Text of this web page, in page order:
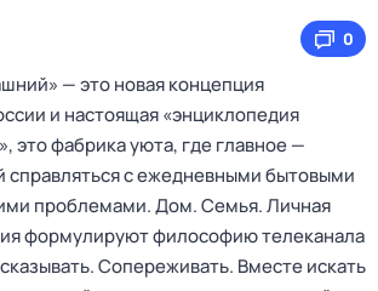
0
— это новая концепция
и настоящая «энциклопедия
это фабрика уюта, где главное —
справляться с ежедневными бытовыми
проблемами. Дом. Семья. Личная
формулируют философию телеканала
Сопереживать. Вместе искать